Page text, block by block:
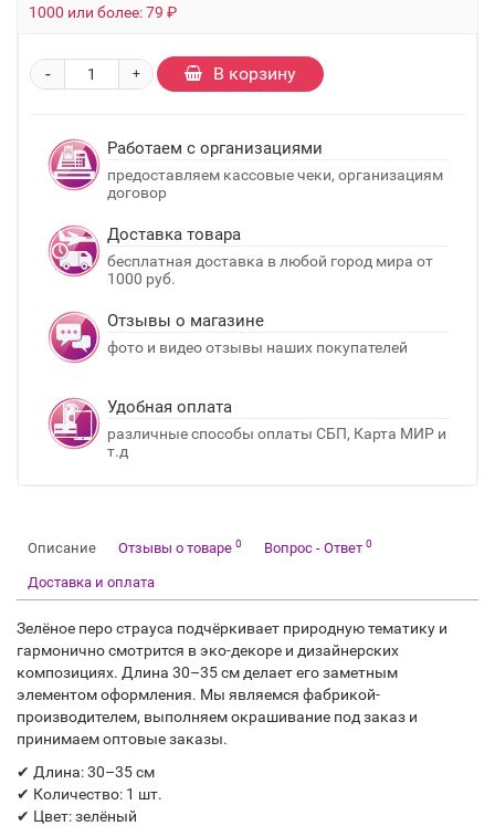
1000 или более: 79 ₽
+
- В корзину
Работаем с организациями
предоставляем кассовые чеки, организациям
договор
Доставка товара
бесплатная доставка в любой город мира от
1000 руб.
Отзывы о магазине
фото и видео отзывы наших покупателей
Удобная оплата
различные способы оплаты СБП, Карта МИР и
т.д
Описание Отзывы о товаре 0 Вопрос - Ответ 0
Доставка и оплата
Зелёное перо страуса подчёркивает природную тематику и
гармонично смотрится в эко-декоре и дизайнерских
композициях. Длина 30–35 см делает его заметным
элементом оформления. Мы являемся фабрикой-
производителем, выполняем окрашивание под заказ и
принимаем оптовые заказы.
✔ Длина: 30–35 см
✔ Количество: 1 шт.
✔ Цвет: зелёный